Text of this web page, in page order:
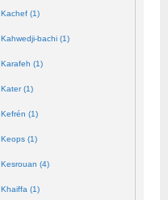
Kachef (1)
Kahwedji-bachi (1)
Karafeh (1)
Kater (1)
Kefrén (1)
Keops (1)
Kesrouan (4)
Khaiffa (1)